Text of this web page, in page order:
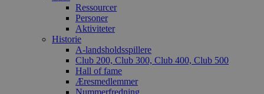
Ressourcer
Personer
Aktiviteter
Historie
A-landsholdsspillere
Club 200, Club 300, Club 400, Club 500
Hall of fame
Æresmedlemmer
Nummerfredning